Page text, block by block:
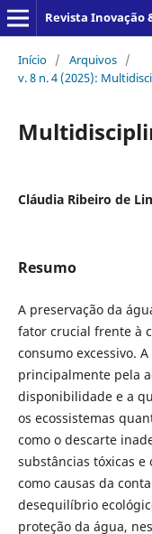
Revista Inovação
Início / Arquivos /
v. 8 n. 4 (2025):
Cláudia Ribeiro de
Resumo
A preservação da
fator crucial frente à
consumo excessivo.
principalmente pela
disponibilidade e a
os ecossistemas
como o descarte
substâncias tóxicas e
como causas da
desequilíbrio
proteção da água,